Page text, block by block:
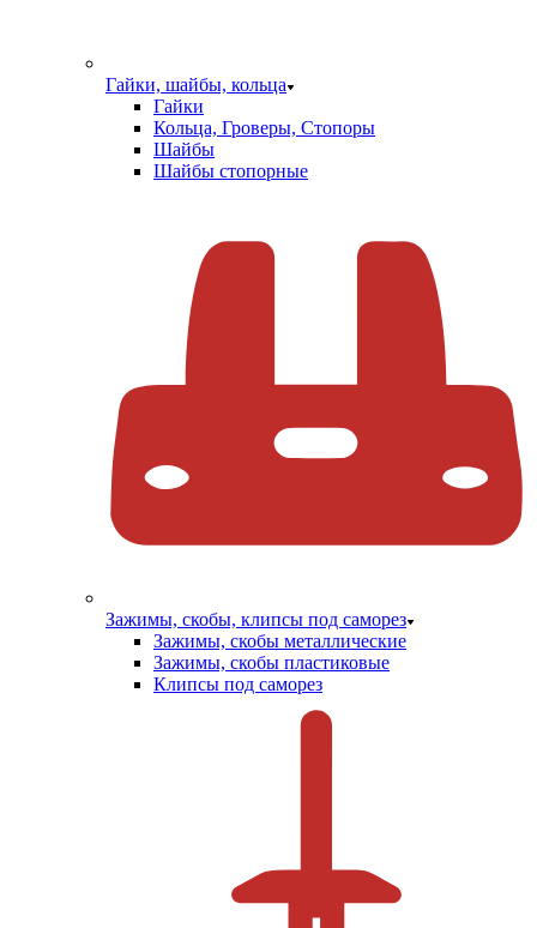
Гайки, шайбы, кольца
Гайки
Кольца, Гроверы, Стопоры
Шайбы
Шайбы стопорные
Зажимы, скобы, клипсы под саморез
Зажимы, скобы металлические
Зажимы, скобы пластиковые
Клипсы под саморез